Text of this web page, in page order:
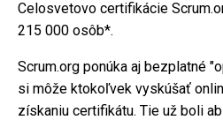
Celosvetovo certifikácie
215 000 osôb*.
Scrum.org ponúka aj bezplatné
si môže ktokoľvek vyskúšať
získaniu certifikátu. Tie už boli